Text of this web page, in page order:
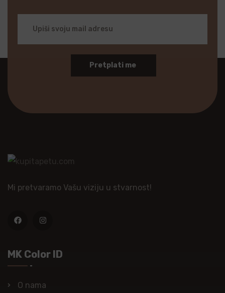
Pretplati me
Mi pretvaramo Vašu viziju u stvarnost!
MK Color ID
O nama